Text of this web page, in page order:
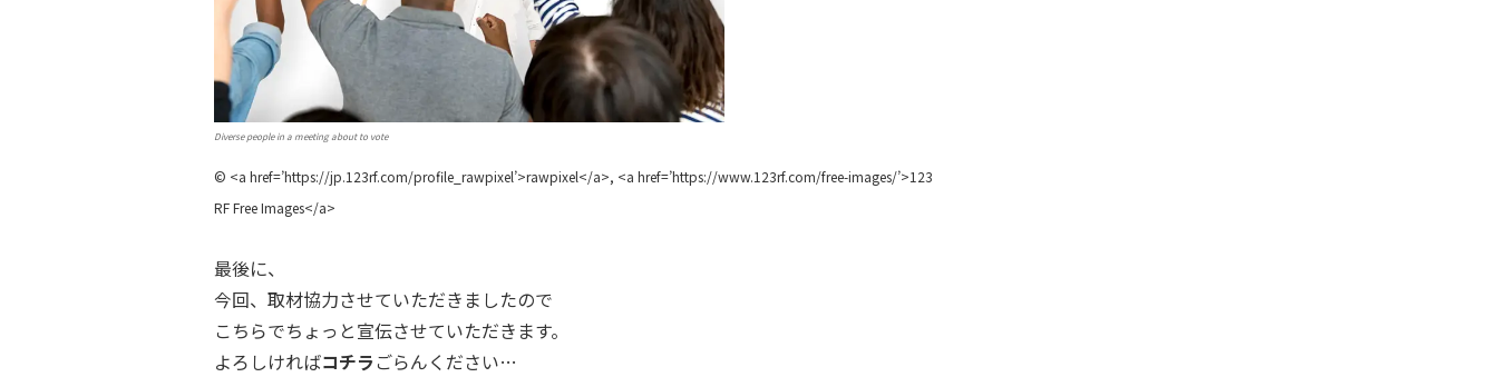
Diverse people in a meeting about to vote
© <a href=’https://jp.123rf.com/profile_rawpixel’>rawpixel</a>, <a href=’https://www.123rf.com/free-images/’>123
RF Free Images</a>
最後に、
今回、取材協力させていただきましたので
こちらでちょっと宣伝させていただきます。
よろしければコチラ ごらんください…